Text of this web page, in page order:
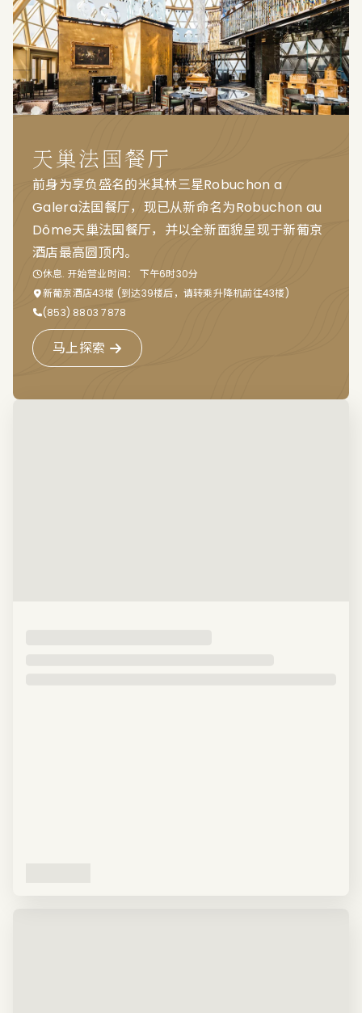
天巢法国餐厅
前身为享负盛名的米其林三星Robuchon a
Galera法国餐厅，现已从新命名为Robuchon au
Dôme天巢法国餐厅，并以全新面貌呈现于新葡京
酒店最高圆顶内。
休息. 开始营业时间： 下午6时30分
新葡京酒店43楼 (到达39楼后，请转乘升降机前往43楼)
(853) 8803 7878
马上探索